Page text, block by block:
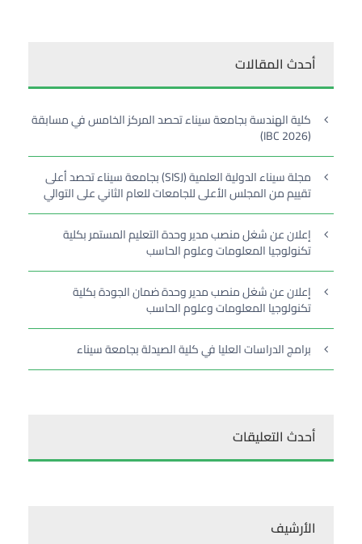
أحدث المقالات
كلية الهندسة بجامعة سيناء تحصد المركز الخامس في مسابقة
(IBC 2026)
مجلة سيناء الدولية العلمية (SISJ) بجامعة سيناء تحصد أعلى
تقييم من المجلس الأعلى للجامعات للعام الثاني على التوالي
إعلان عن شغل منصب مدير وحدة التعليم المستمر بكلية
تكنولوجيا المعلومات وعلوم الحاسب
إعلان عن شغل منصب مدير وحدة ضمان الجودة بكلية
تكنولوجيا المعلومات وعلوم الحاسب
برامج الدراسات العليا في كلية الصيدلة بجامعة سيناء
أحدث التعليقات
الأرشيف